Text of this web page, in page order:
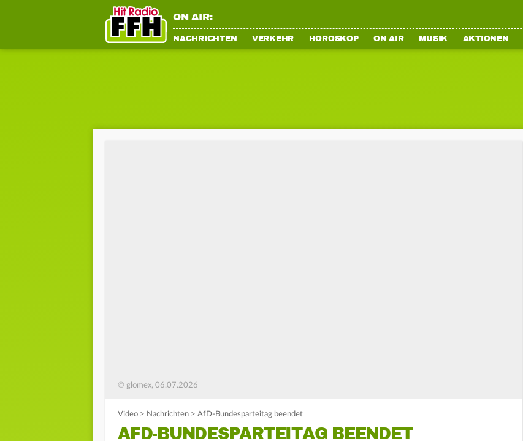
ON AIR:
NACHRICHTEN VERKEHR HOROSKOP ON AIR MUSIK AKTIONEN
© glomex, 06.07.2026
Video > Nachrichten > AfD-Bundesparteitag beendet
AFD-BUNDESPARTEITAG BEENDET